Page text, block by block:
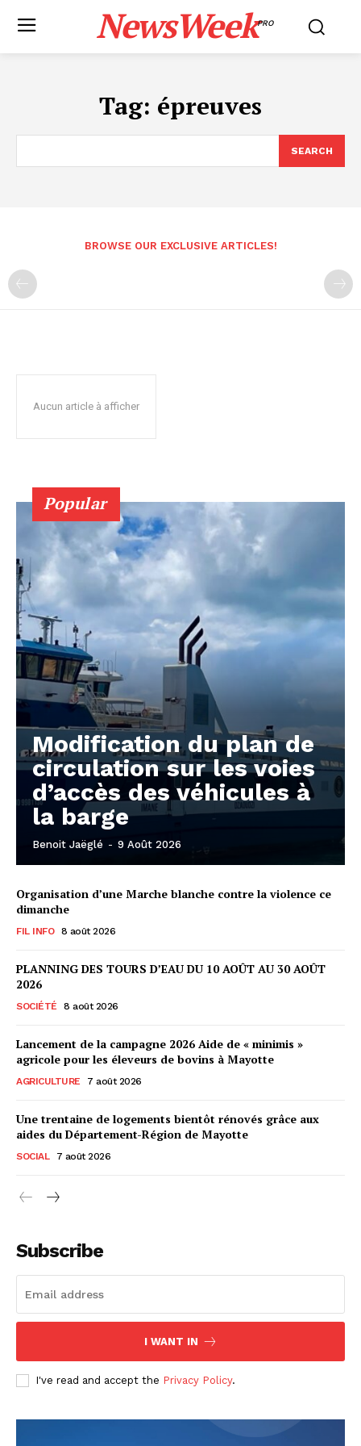
NewsWeekPRO
Tag: épreuves
SEARCH
BROWSE OUR EXCLUSIVE ARTICLES!
Aucun article à afficher
Popular
Modification du plan de
circulation sur les voies
d’accès des véhicules à
la barge
Benoit Jaëglé - 9 Août 2026
Organisation d’une Marche blanche contre la violence ce
dimanche
FIL INFO 8 août 2026
PLANNING DES TOURS D’EAU DU 10 AOÛT AU 30 AOÛT
2026
SOCIÉTÉ 8 août 2026
Lancement de la campagne 2026 Aide de « minimis »
agricole pour les éleveurs de bovins à Mayotte
AGRICULTURE 7 août 2026
Une trentaine de logements bientôt rénovés grâce aux
aides du Département-Région de Mayotte
SOCIAL 7 août 2026
Subscribe
I WANT IN
I've read and accept the Privacy Policy.